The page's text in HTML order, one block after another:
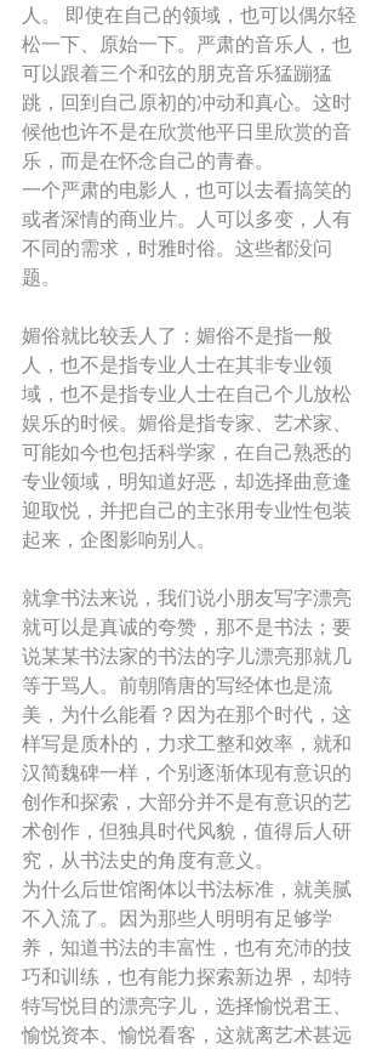
人。 即使在自己的领域，也可以偶尔轻
松一下、原始一下。严肃的音乐人，也
可以跟着三个和弦的朋克音乐猛蹦猛
跳，回到自己原初的冲动和真心。这时
候他也许不是在欣赏他平日里欣赏的音
乐，而是在怀念自己的青春。
一个严肃的电影人，也可以去看搞笑的
或者深情的商业片。人可以多变，人有
不同的需求，时雅时俗。这些都没问
题。
媚俗就比较丢人了：媚俗不是指一般
人，也不是指专业人士在其非专业领
域，也不是指专业人士在自己个儿放松
娱乐的时候。媚俗是指专家、艺术家、
可能如今也包括科学家，在自己熟悉的
专业领域，明知道好恶，却选择曲意逢
迎取悦，并把自己的主张用专业性包装
起来，企图影响别人。
就拿书法来说，我们说小朋友写字漂亮
就可以是真诚的夸赞，那不是书法；要
说某某书法家的书法的字儿漂亮那就几
等于骂人。前朝隋唐的写经体也是流
美，为什么能看？因为在那个时代，这
样写是质朴的，力求工整和效率，就和
汉简魏碑一样，个别逐渐体现有意识的
创作和探索，大部分并不是有意识的艺
术创作，但独具时代风貌，值得后人研
究，从书法史的角度有意义。
为什么后世馆阁体以书法标准，就美腻
不入流了。因为那些人明明有足够学
养，知道书法的丰富性，也有充沛的技
巧和训练，也有能力探索新边界，却特
特写悦目的漂亮字儿，选择愉悦君王、
愉悦资本、愉悦看客，这就离艺术甚远